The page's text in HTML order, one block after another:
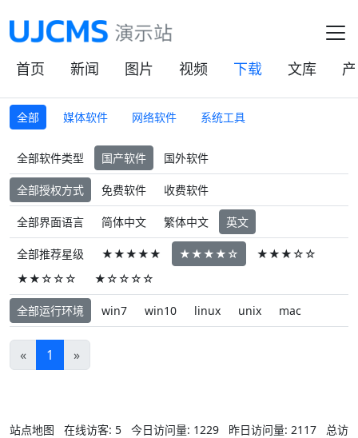
首页 新闻 图片 视频 下载 文库
全部 媒体软件 网络软件 系统工具
全部软件类型 国产软件 国外软件
全部授权方式 免费软件 收费软件
全部界面语言 简体中文 繁体中文 英文
全部推荐星级 ★★★★★ ★★★★☆
★★★☆☆
★★☆☆☆
★☆☆☆☆
全部运行环境 win7 win10 linux unix mac
« 1 »
站点地图 在线访客: 5 今日访问量: 1229 昨日访问量: 2117
总访